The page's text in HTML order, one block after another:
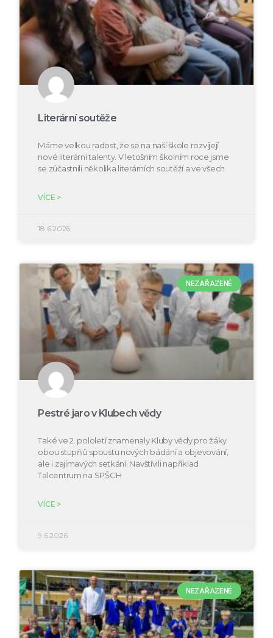
Literární soutěže
Máme velkou radost, že se na naší škole rozvíjejí
nové literární talenty. V letošním školním roce jsme
se zúčastnili několika literárních soutěží a ve všech
VÍCE >
18.6.2026
NEZAŘAZENÉ
Pestré jaro v Klubech vědy
Také ve 2. pololetí znamenaly Kluby vědy pro žáky
obou stupňů spoustu nových bádání a objevování,
ale i zajímavých setkání. Navštívili například
Talcentrum na SPŠCH
VÍCE >
9.6.2026
NEZAŘAZENÉ